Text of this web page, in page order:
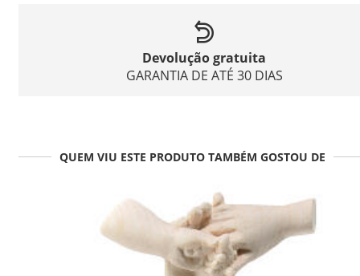
Devolução gratuita
GARANTIA DE ATÉ 30 DIAS
QUEM VIU ESTE PRODUTO TAMBÉM GOSTOU DE